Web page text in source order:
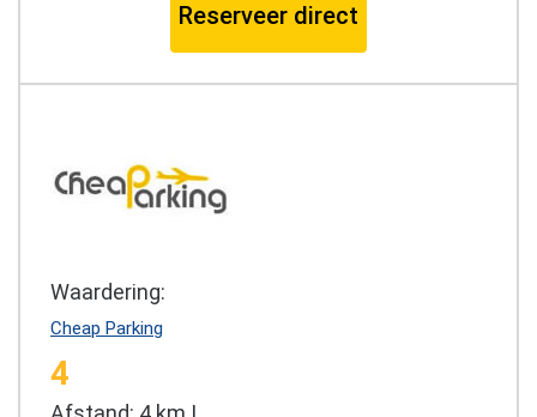
Reserveer direct
Waardering:
Cheap Parking
4